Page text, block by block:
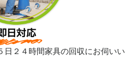
日２４時間家具の回収にお伺いい